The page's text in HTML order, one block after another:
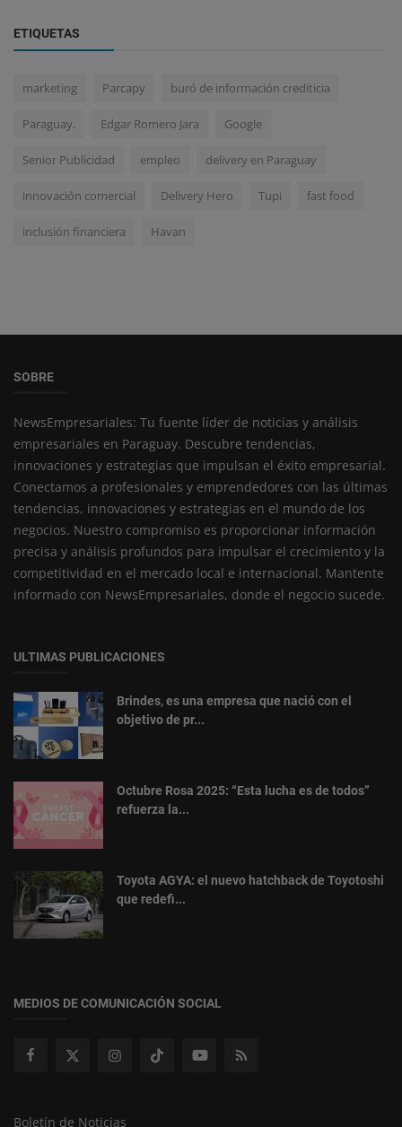
ETIQUETAS
marketing Parcapy buró de información crediticia
Paraguay. Edgar Romero Jara Google
Senior Publicidad empleo delivery en Paraguay
innovación comercial Delivery Hero Tupi fast food
inclusión financiera Havan
SOBRE
NewsEmpresariales: Tu fuente líder de noticias y análisis
empresariales en Paraguay. Descubre tendencias,
innovaciones y estrategias que impulsan el éxito empresarial.
Conectamos a profesionales y emprendedores con las últimas
tendencias, innovaciones y estrategias en el mundo de los
negocios. Nuestro compromiso es proporcionar información
precisa y análisis profundos para impulsar el crecimiento y la
competitividad en el mercado local e internacional. Mantente
informado con NewsEmpresariales, donde el negocio sucede.
ULTIMAS PUBLICACIONES
Brindes, es una empresa que nació con el
objetivo de pr...
Octubre Rosa 2025: “Esta lucha es de todos”
refuerza la...
Toyota AGYA: el nuevo hatchback de Toyotoshi
que redefi...
MEDIOS DE COMUNICACIÓN SOCIAL
Boletín de Noticias